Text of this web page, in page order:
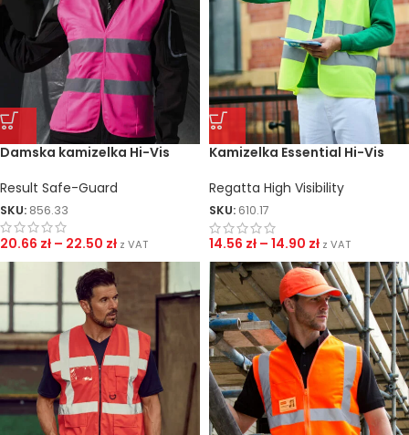
Damska kamizelka Hi-Vis
Result Safe-Guard
SKU: 856.33
20.66 zł – 22.50 zł z VAT
Kamizelka Essential Hi-Vis
Regatta High Visibility
SKU: 610.17
14.56 zł – 14.90 zł z VAT